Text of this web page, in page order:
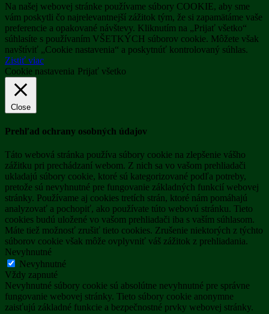
Na našej webovej stránke používame súbory COOKIE, aby sme
vám poskytli čo najrelevantnejší zážitok tým, že si zapamätáme vaše
preferencie a opakované návštevy. Kliknutím na „Prijať všetko“
súhlasíte s používaním VŠETKÝCH súborov cookie. Môžete však
navštíviť „Cookie nastavenia“ a poskytnúť kontrolovaný súhlas.
Zistiť viac
Cookie nastavenia Prijať všetko
Close
Prehľad ochrany osobných údajov
Táto webová stránka používa súbory cookie na zlepšenie vášho
zážitku pri prechádzaní webom. Z nich sa vo vašom prehliadači
ukladajú súbory cookie, ktoré sú kategorizované podľa potreby,
pretože sú nevyhnutné pre fungovanie základných funkcií webovej
stránky. Používame aj cookies tretích strán, ktoré nám pomáhajú
analyzovať a pochopiť, ako používate túto webovú stránku. Tieto
cookies budú uložené vo vašom prehliadači iba s vaším súhlasom.
Máte tiež možnosť zrušiť tieto cookies. Zrušenie niektorých z týchto
súborov cookie však môže ovplyvniť váš zážitok z prehliadania.
Nevyhnutné
Nevyhnutné
Vždy zapnuté
Nevyhnutné súbory cookie sú absolútne nevyhnutné pre správne
fungovanie webovej stránky. Tieto súbory cookie anonymne
zaisťujú základné funkcie a bezpečnostné prvky webovej stránky.